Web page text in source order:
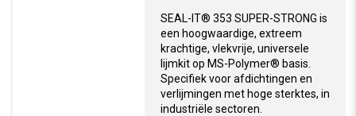
SEAL-IT® 353 SUPER-STRONG is
een hoogwaardige, extreem
krachtige, vlekvrije, universele
lijmkit op MS-Polymer® basis.
Specifiek voor afdichtingen en
verlijmingen met hoge sterktes, in
industriële sectoren.